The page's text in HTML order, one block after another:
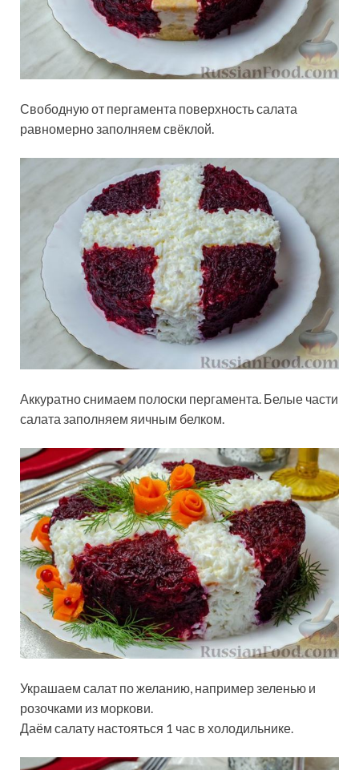
Свободную от пергамента поверхность салата
равномерно заполняем свёклой.
Аккуратно снимаем полоски пергамента. Белые части
салата заполняем яичным белком.
Украшаем салат по желанию, например зеленью и
розочками из моркови.
Даём салату настояться 1 час в холодильнике.